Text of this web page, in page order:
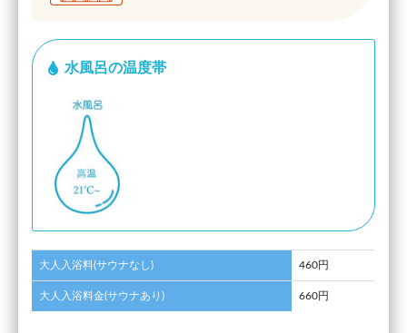
水風呂の温度帯
大人入浴料(サウナなし) 460円
大人入浴料金(サウナあり) 660円